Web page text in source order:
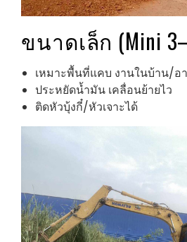
ขนาดเล็ก (Mini
เหมาะพื้นที่แคบ งานในบ้าน/อ
ประหยัดน้ำมัน เคลื่อนย้ายไว
ติดหัวบุ้งกี๋/หัวเจาะได้